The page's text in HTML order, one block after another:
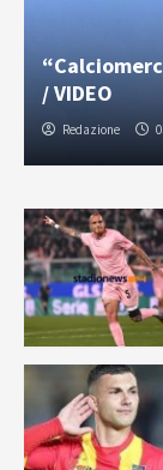
/ VIDEO
Redazione